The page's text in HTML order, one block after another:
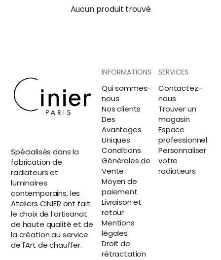
Aucun produit trouvé
Spécialisés dans la
fabrication de
radiateurs et
luminaires
contemporains, les
Ateliers CINIER ont fait
le choix de l’artisanat
de haute qualité et de
la création au service
de l'Art de chauffer.
INFORMATIONS
Qui sommes-
nous
Nos clients
Des
Avantages
Uniques
Conditions
Générales de
Vente
Moyen de
paiement
Livraison et
retour
Mentions
légales
Droit de
rétractation
SERVICES
Contactez-
nous
Trouver un
magasin
Espace
professionnel
Personnaliser
votre
radiateurs